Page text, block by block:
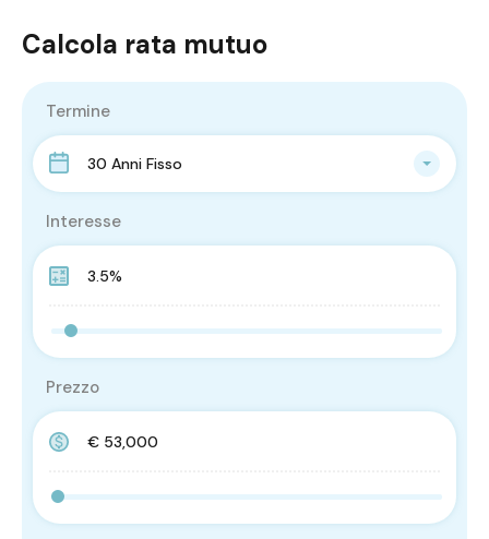
Calcola rata mutuo
Termine
30 Anni Fisso
Interesse
Prezzo